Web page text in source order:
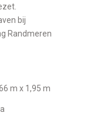
bij
Randmeren
m x 1,95 m